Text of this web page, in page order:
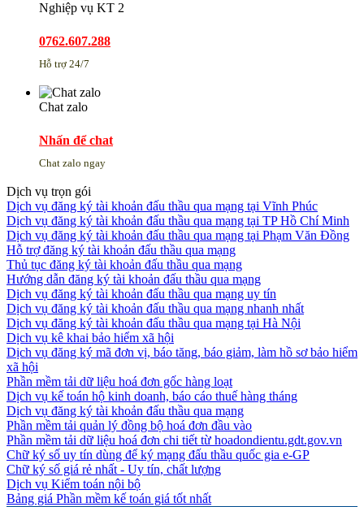
Nghiệp vụ KT 2
0762.607.288
Hỗ trợ 24/7
Chat zalo
Nhấn để chat
Chat zalo ngay
Dịch vụ trọn gói
Dịch vụ đăng ký tài khoản đấu thầu qua mạng tại Vĩnh Phúc
Dịch vụ đăng ký tài khoản đấu thầu qua mạng tại TP Hồ Chí Minh
Dịch vụ đăng ký tài khoản đấu thầu qua mạng tại Phạm Văn Đồng
Hỗ trợ đăng ký tài khoản đấu thầu qua mạng
Thủ tục đăng ký tài khoản đấu thầu qua mạng
Hướng dẫn đăng ký tài khoản đấu thầu qua mạng
Dịch vụ đăng ký tài khoản đấu thầu qua mạng uy tín
Dịch vụ đăng ký tài khoản đấu thầu qua mạng nhanh nhất
Dịch vụ đăng ký tài khoản đấu thầu qua mạng tại Hà Nội
Dịch vụ kê khai bảo hiểm xã hội
Dịch vụ đăng ký mã đơn vị, báo tăng, báo giảm, làm hồ sơ bảo hiểm
xã hội
Phần mềm tải dữ liệu hoá đơn gốc hàng loạt
Dịch vụ kế toán hộ kinh doanh, báo cáo thuế hàng tháng
Dịch vụ đăng ký tài khoản đấu thầu qua mạng
Phần mềm tải quản lý đồng bộ hoá đơn đầu vào
Phần mềm tải dữ liệu hoá đơn chi tiết từ hoadondientu.gdt.gov.vn
Chữ ký số uy tín dùng để ký mạng đấu thầu quốc gia e-GP
Chữ ký số giá rẻ nhất - Uy tín, chất lượng
Dịch vụ Kiểm toán nội bộ
Bảng giá Phần mềm kế toán giá tốt nhất